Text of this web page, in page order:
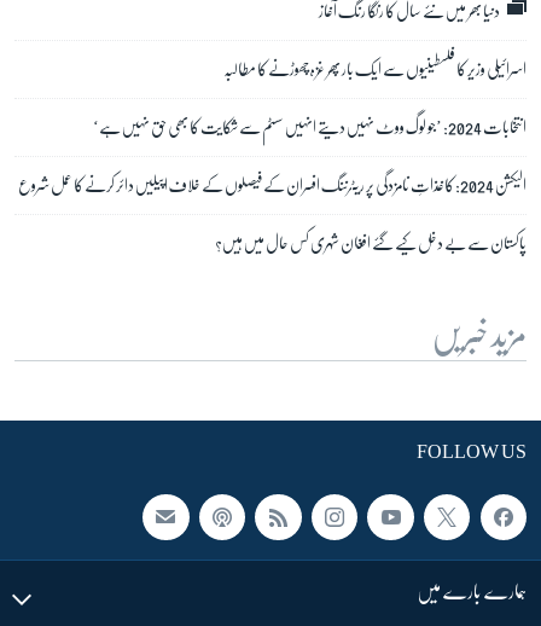
دنیا بھر میں نئے سال کا رنگا رنگ آغاز
اسرائیلی وزیر کا فلسطینیوں سے ایک بار پھر غزہ چھوڑنے کا مطالبہ
انتخابات 2024: ’جو لوگ ووٹ نہیں دیتے انہیں سسٹم سے شکایت کا بھی حق نہیں ہے‘
الیکشن 2024: کاغذاتِ نامزدگی پر ریٹرننگ افسران کے فیصلوں کے خلاف اپیلیں دائر کرنے کا عمل شروع
پاکستان سے بے دخل کیے گئے افغان شہری کس حال میں ہیں؟
مزید خبریں
FOLLOW US
ہمارے بارے میں